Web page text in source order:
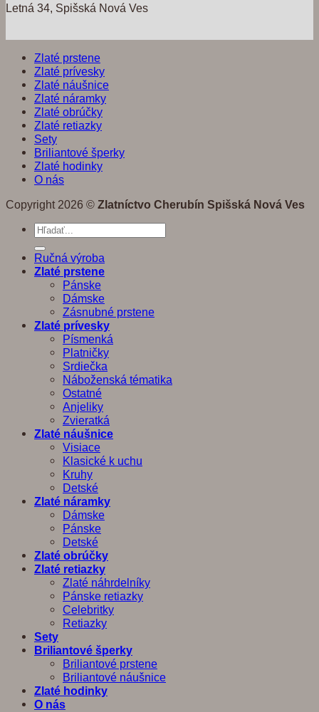
Letná 34, Spišská Nová Ves
Zlaté prstene
Zlaté prívesky
Zlaté náušnice
Zlaté náramky
Zlaté obrúčky
Zlaté retiazky
Sety
Briliantové šperky
Zlaté hodinky
O nás
Copyright 2026 © Zlatníctvo Cherubín Spišská Nová Ves
Hľadať:
Ručná výroba
Zlaté prstene
Pánske
Dámske
Zásnubné prstene
Zlaté prívesky
Písmenká
Platničky
Srdiečka
Náboženská tématika
Ostatné
Anjeliky
Zvieratká
Zlaté náušnice
Visiace
Klasické k uchu
Kruhy
Detské
Zlaté náramky
Dámske
Pánske
Detské
Zlaté obrúčky
Zlaté retiazky
Zlaté náhrdelníky
Pánske retiazky
Celebritky
Retiazky
Sety
Briliantové šperky
Briliantové prstene
Briliantové náušnice
Zlaté hodinky
O nás